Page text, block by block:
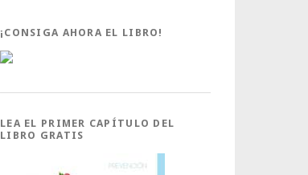
¡CONSIGA AHORA EL LIBRO!
LEA EL PRIMER CAPÍTULO DEL
LIBRO GRATIS